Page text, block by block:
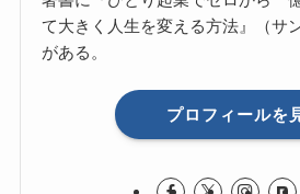
て大きく人生を変える方法』（サ
がある。
プロフィールを